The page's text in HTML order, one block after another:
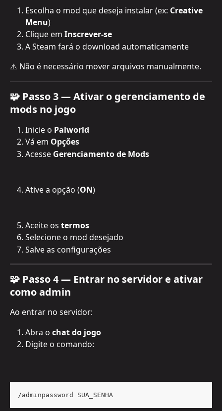
Escolha o mod que deseja instalar (ex: Creative
Menu)
Clique em Inscrever-se
A Steam fará o download automaticamente
⚠️ Não é necessário mover arquivos manualmente.
🧩 Passo 3 — Ativar o gerenciamento de
mods no jogo
Inicie o Palworld
Vá em Opções
Acesse Gerenciamento de Mods
Ative a opção (ON)
Aceite os termos
Selecione o mod desejado
Salve as configurações
🧩 Passo 4 — Entrar no servidor e ativar
como admin
Ao entrar no servidor:
Abra o chat do jogo
Digite o comando:
/adminpassword SUA_SENHA